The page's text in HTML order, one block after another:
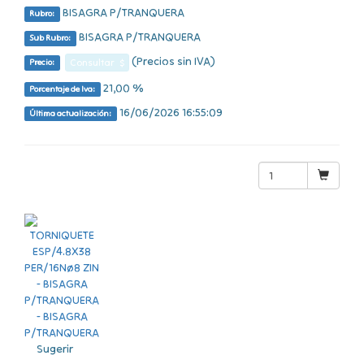
Rubro: BISAGRA P/TRANQUERA
Sub Rubro: BISAGRA P/TRANQUERA
Precio: Consultar $ (Precios sin IVA)
Porcentaje de Iva: 21,00 %
Última actualización: 16/06/2026 16:55:09
Sugerir